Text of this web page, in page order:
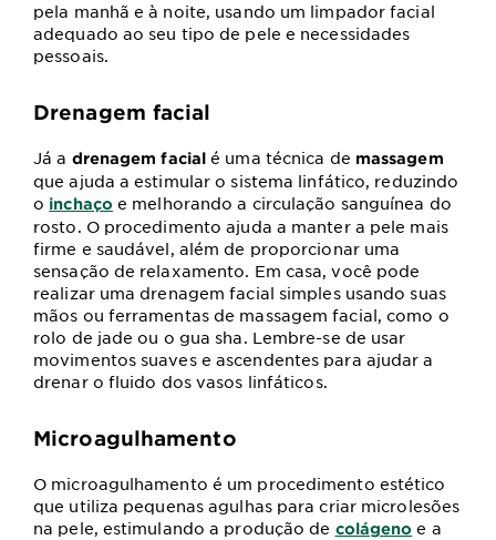
pela manhã e à noite, usando um limpador facial
adequado ao seu tipo de pele e necessidades
pessoais.
Drenagem facial
Já a drenagem facialé uma técnica de massagem
que ajuda a estimular o sistema linfático, reduzindo
o inchaço e melhorando a circulação sanguínea do
rosto. O procedimento ajuda a manter a pele mais
firme e saudável, além de proporcionar uma
sensação de relaxamento. Em casa, você pode
realizar uma drenagem facial simples usando suas
mãos ou ferramentas de massagem facial, como o
rolo de jade ou o gua sha. Lembre-se de usar
movimentos suaves e ascendentes para ajudar a
drenar o fluido dos vasos linfáticos.
Microagulhamento
O microagulhamento é um procedimento estético
que utiliza pequenas agulhas para criar microlesões
na pele, estimulando a produção de colágeno e a